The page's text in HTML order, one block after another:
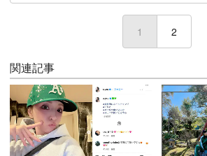
1 (current)
2
関連記事